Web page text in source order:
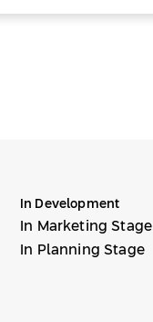
In Development
In Marketing Stage
In Planning Stage